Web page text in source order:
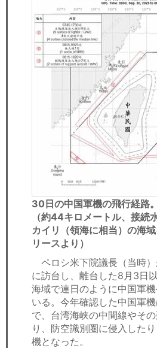
30日の中国軍機の飛行経路
（約44キロメートル、接続
カイリ（領海に相当）の海
リースより）
ペロシ米下院議長（当時
に訪台し、離台した8月3日
海域で連日のように中国軍
いる。今年確認した中国軍
で、台湾海峡の中間線やそ
り、防空識別圏に侵入した
機となった。